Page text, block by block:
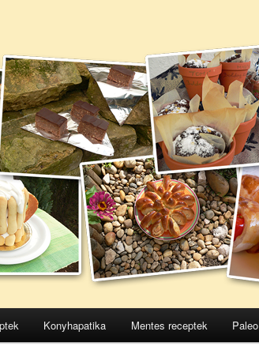
Konyhapatika Mentes receptek Paleo